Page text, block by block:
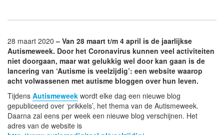
28 maart 2020– Van 28 maart t/m 4 april is de jaarlijkse
Autismeweek. Door het Coronavirus kunnen veel activiteiten
niet doorgaan, maar wat gelukkig wel door kan gaan is de
lancering van ‘Autisme is veelzijdig’: een website waarop
acht volwassenen met autisme bloggen over hun leven.
Tijdens Autismeweek wordt elke dag een nieuwe blog
gepubliceerd over ‘prikkels’, het thema van de Autismeweek.
Daarna zal eens per week een nieuwe blog verschijnen. Het
adres van de website is